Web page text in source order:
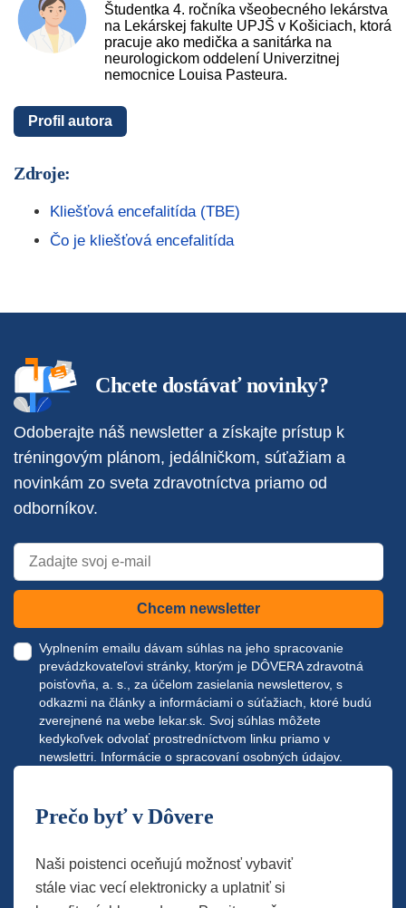
Študentka 4. ročníka všeobecného lekárstva
na Lekárskej fakulte UPJŠ v Košiciach, ktorá
pracuje ako medička a sanitárka na
neurologickom oddelení Univerzitnej
nemocnice Louisa Pasteura.
Profil autora
Zdroje:
Kliešťová encefalitída (TBE)
Čo je kliešťová encefalitída
Chcete dostávať novinky?
Odoberajte náš newsletter a získajte prístup k
tréningovým plánom, jedálničkom, súťažiam a
novinkám zo sveta zdravotníctva priamo od
odborníkov.
Chcem newsletter
Vyplnením emailu dávam súhlas na jeho spracovanie
prevádzkovateľovi stránky, ktorým je DÔVERA zdravotná
poisťovňa, a. s., za účelom zasielania newsletterov, s
odkazmi na články a informáciami o súťažiach, ktoré budú
zverejnené na webe lekar.sk . Svoj súhlas môžete
kedykoľvek odvolať prostredníctvom linku priamo v
newslettri. Informácie o spracovaní osobných údajov.
Prečo byť v Dôvere
Naši poistenci oceňujú možnosť vybaviť
stále viac vecí elektronicky a uplatniť si